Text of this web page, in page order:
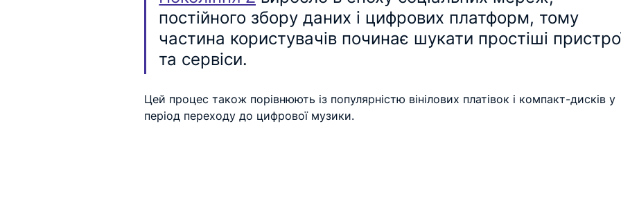
постійного збору даних і цифрових платформ, тому
частина користувачів починає шукати простіші
та сервіси.
Цей процес також порівнюють із популярністю вінілових платівок і компакт-дисків у
період переходу до цифрової музики.